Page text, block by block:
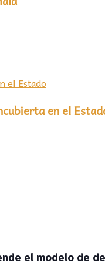
en el
el modelo de